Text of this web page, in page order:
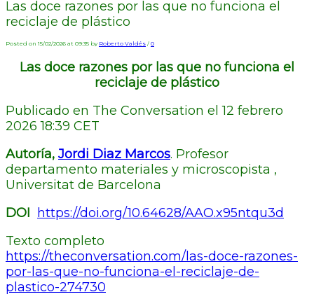
Las doce razones por las que no funciona el
reciclaje de plástico
Posted on 15/02/2026 at 09:35 by Roberto Valdés / 0
Las doce razones por las que no funciona el
reciclaje de plástico
Publicado en The Conversation el 12 febrero
2026 18:39 CET
Autoría, Jordi Diaz Marcos. Profesor
departamento materiales y microscopista ,
Universitat de Barcelona
DOI
https://doi.org/10.64628/AAO.x95ntqu3d
Texto completo
https://theconversation.com/las-doce-razones-
por-las-que-no-funciona-el-reciclaje-de-
plastico-274730